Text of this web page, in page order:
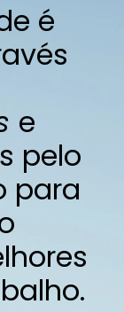
é
e
pelo
para